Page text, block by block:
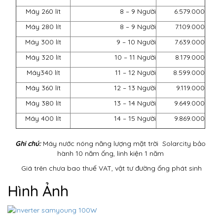
Máy 260 lít
8 – 9 Người
6.579.000
Máy 280 lít
8 – 9 Người
7.109.000
Máy 300 lít
9 – 10 Người
7.639.000
Máy 320 lít
10 – 11 Người
8.179.000
Máy340 lít
11 – 12 Người
8.599.000
Máy 360 lít
12 – 13 Người
9.119.000
Máy 380 lít
13 – 14 Người
9.649.000
Máy 400 lít
14 – 15 Người 9.869.000
Ghi chú:Máy nước nóng năng lượng mặt trời Solarcity bảo
hành 10 năm ống, linh kiện 1 năm
Giá trên chưa bao thuế VAT, vật tư đường ống phát sinh
Hình Ảnh